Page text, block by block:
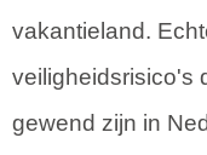
vakantieland.
veiligheidsrisico's
gewend zijn in